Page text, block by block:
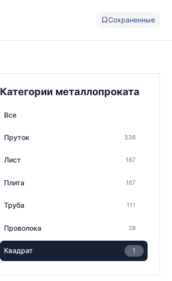
Сохраненные
Категории металлопроката
Все
Пруток 336
Лист 167
Плита 167
Труба 111
Проволока 28
Квадрат 1